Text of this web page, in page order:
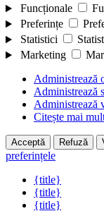
Funcționale
Preferințe
Statistici
Marketing
Administrează
Administrează
Administrează
Citește mai
Acceptă Refuză
preferințele
{title}
{title}
{title}